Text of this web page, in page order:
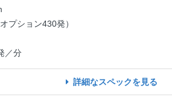
プション430発）
／分
詳細なスペックを見る